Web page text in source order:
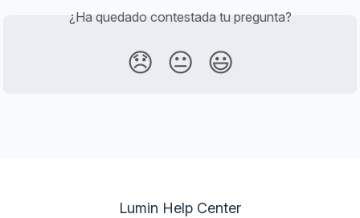
¿Ha quedado contestada tu pregunta?
😞 😐 😃
Lumin Help Center